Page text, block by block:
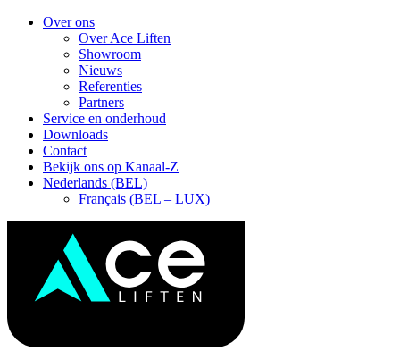
Skip
Over ons
Over Ace Liften
Showroom
Nieuws
Referenties
Partners
Service en onderhoud
Downloads
Contact
Bekijk ons op Kanaal-Z
Nederlands (BEL)
Français (BEL – LUX)